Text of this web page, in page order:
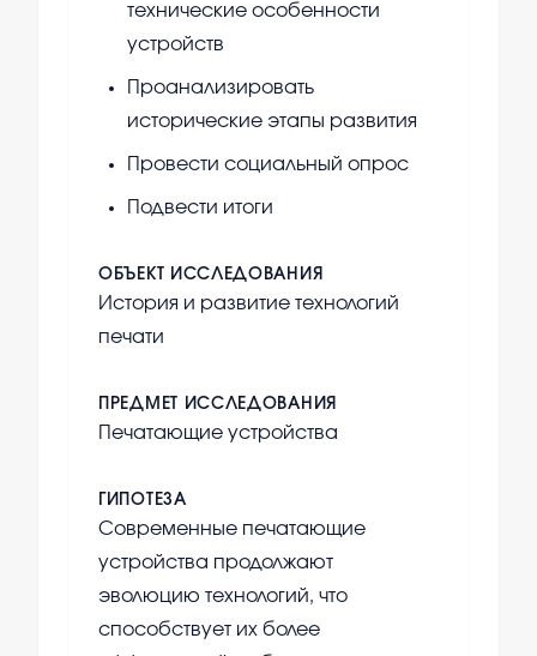
технические особенности
устройств
Проанализировать
исторические этапы развития
Провести социальный опрос
Подвести итоги
ОБЪЕКТ ИССЛЕДОВАНИЯ
История и развитие технологий
печати
ПРЕДМЕТ ИССЛЕДОВАНИЯ
Печатающие устройства
ГИПОТЕЗА
Современные печатающие
устройства продолжают
эволюцию технологий, что
способствует их более